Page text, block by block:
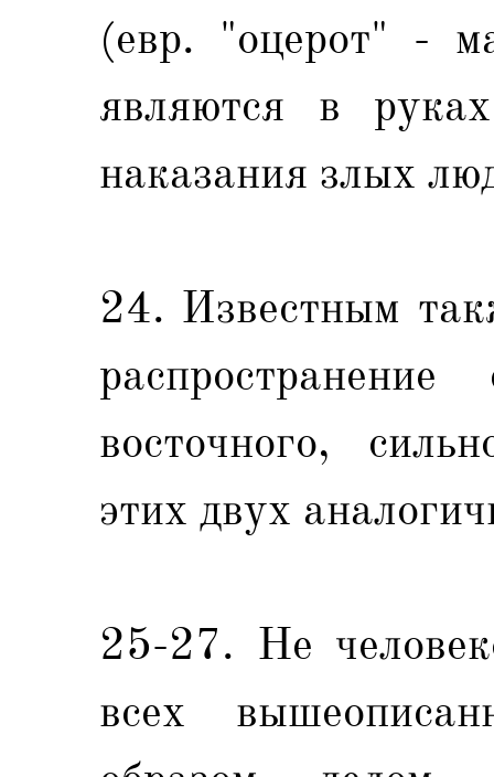
(евр. "оцерот" -
являются в
наказания злых
24. Известным
восточного,
этих двух
25-27. Не
всех